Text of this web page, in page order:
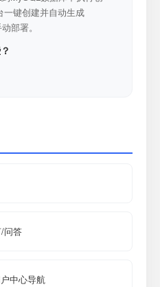
一键创建并自动生成
部署。
问答
中心导航